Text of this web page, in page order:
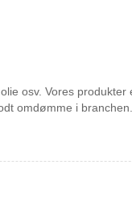
osv. Vores produkter
omdømme i branchen.